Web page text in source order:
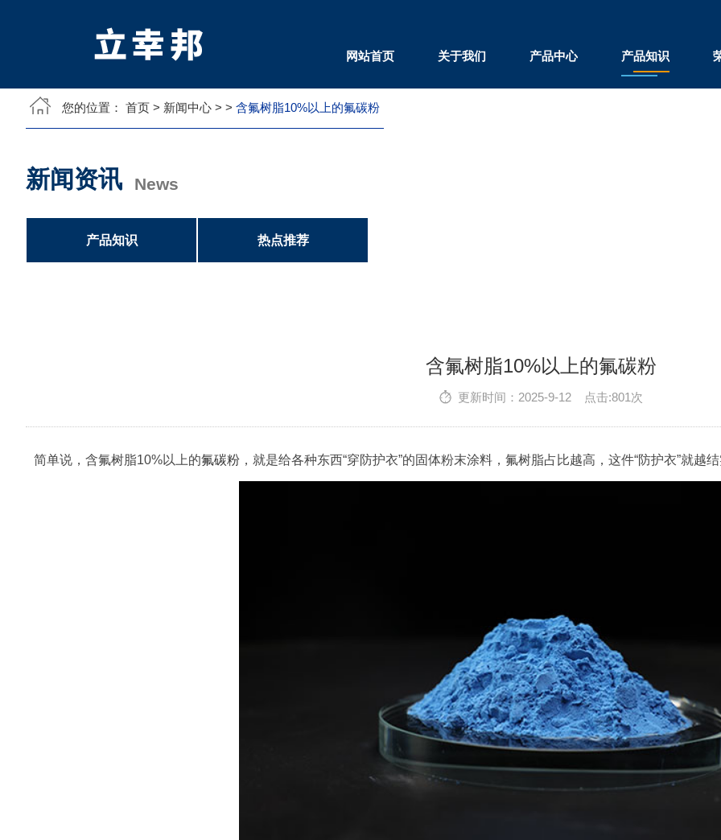
网站首页 关于我们 产品中心 产品知识
您的位置： 首页 > 新闻中心 > > 含氟树脂10%以上的氟碳粉
新闻资讯 News
产品知识 热点推荐
含氟树脂10%以上的氟碳粉
更新时间：2025-9-12 点击:801次
简单说，含氟树脂10%以上的氟碳粉 ，就是给各种东西“穿防护衣”的固体粉末涂料，氟树脂占比越高，这件“防护衣”就越